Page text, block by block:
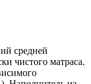
средней
чистого матраса.